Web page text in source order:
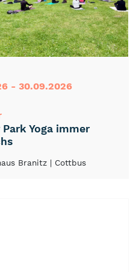
- 30.09.2026
Yoga immer
Branitz | Cottbus